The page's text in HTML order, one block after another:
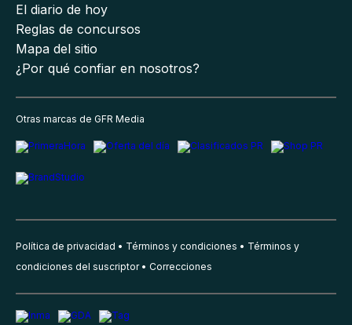
El diario de hoy
Reglas de concursos
Mapa del sitio
¿Por qué confiar en nosotros?
Otras marcas de GFR Media
Política de privacidad Términos y condiciones
Términos y
condiciones del suscriptor
Correcciones